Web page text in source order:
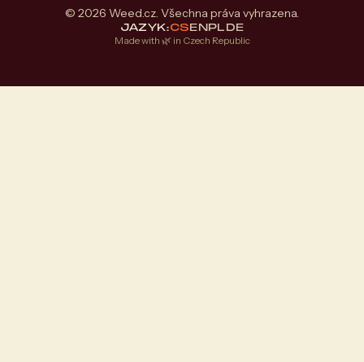
© 2026 Weed.cz. Všechna práva vyhrazena.
JAZYK:CSENPLDE
Made with 🌿 in Czech Republic